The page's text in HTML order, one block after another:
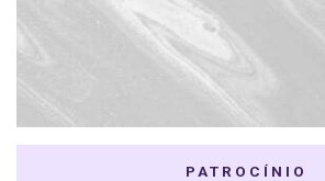
PATROCÍNIO